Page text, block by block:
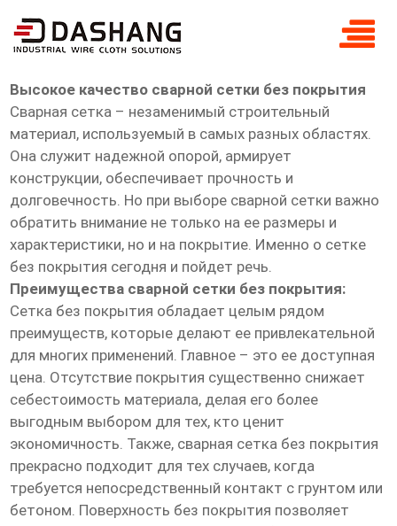
высокое ксчество Сварная сетка без
покрытия
Высокое качество сварной сетки без покрытия
Сварная сетка – незаменимый строительный
материал, используемый в самых разных областях.
Она служит надежной опорой, армирует
конструкции, обеспечивает прочность и
долговечность. Но при выборе сварной сетки важно
обратить внимание не только на ее размеры и
характеристики, но и на покрытие. Именно о сетке
без покрытия сегодня и пойдет речь.
Преимущества сварной сетки без покрытия:
Сетка без покрытия обладает целым рядом
преимуществ, которые делают ее привлекательной
для многих применений. Главное – это ее доступная
цена. Отсутствие покрытия существенно снижает
себестоимость материала, делая его более
выгодным выбором для тех, кто ценит
экономичность. Также, сварная сетка без покрытия
прекрасно подходит для тех случаев, когда
требуется непосредственный контакт с грунтом или
бетоном. Поверхность без покрытия позволяет